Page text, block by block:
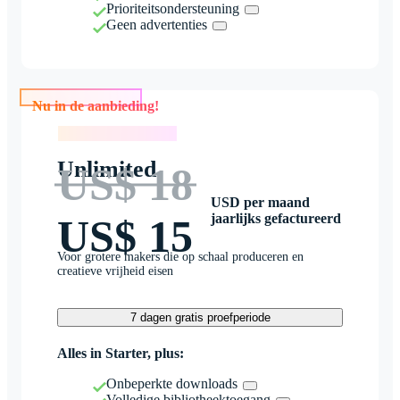
Prioriteitsondersteuning
Geen advertenties
Nu in de aanbieding!
Unlimited
US$ 18
US$ 15
USD per maand
jaarlijks gefactureerd
Voor grotere makers die op schaal produceren en
creatieve vrijheid eisen
7 dagen gratis proefperiode
Alles in Starter, plus:
Onbeperkte downloads